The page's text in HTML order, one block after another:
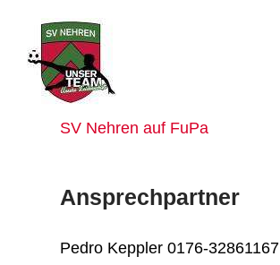
springen
SV Nehren auf FuPa
Ansprechpartner
Pedro Keppler 0176-32861167